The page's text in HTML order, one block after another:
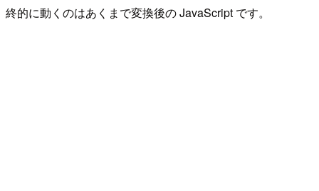
終的に動くのはあくまで変換後の JavaScript です。